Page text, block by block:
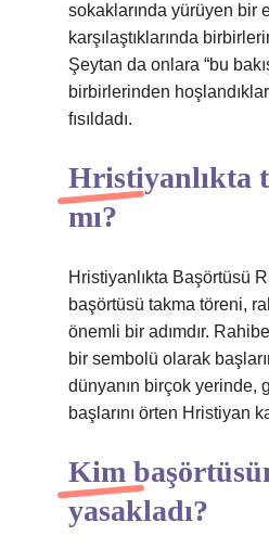
sokaklarında yürüyen bir
karşılaştıklarında
Şeytan da onlara “bu
birbirlerinden
fısıldadı.
Hristiyanlıkta
mı?
Hristiyanlıkta Başörtüsü
başörtüsü takma töreni,
önemli bir adımdır.
bir sembolü olarak
dünyanın birçok yerinde,
başlarını örten Hristiyan
Kim
yasakladı?